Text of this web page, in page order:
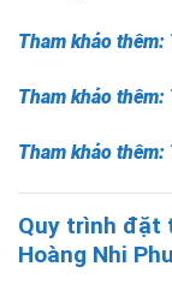
Tham khảo thêm:
Tham khảo thêm:
Tham khảo
Quy trình đặt
Hoàng Nhi